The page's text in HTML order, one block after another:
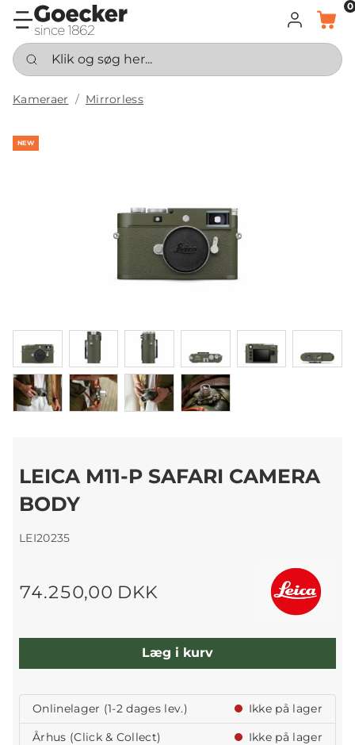
LOG INDKURV
0
Klik og søg her...
Kameraer Mirrorless
NEW
LEICA M11-P SAFARI CAMERA
BODY
LEI20235
74.250,00 DKK
Læg i kurv
Onlinelager (1-2 dages lev.)
Ikke på lager
Århus (Click & Collect)
Ikke på lager